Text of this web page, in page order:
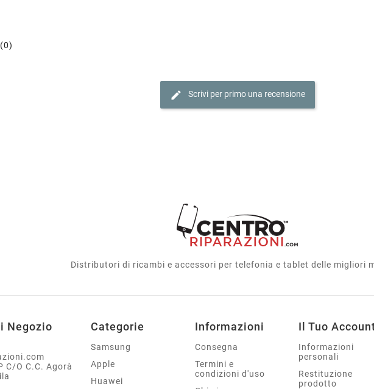
edit Scrivi per primo una recensione
Distributori di ricambi e accessori per telefonia e tablet delle migliori
Negozio
C/O C.C. Agorà
Categorie
Samsung
Apple
Huawei
Informazioni
Consegna
Termini e
condizioni d'uso
Il Tuo
Informazioni
personali
Restituzione
prodotto